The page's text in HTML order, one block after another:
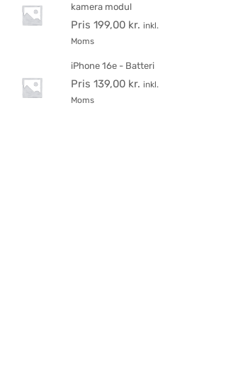
kamera modul
Pris 199,00 kr. inkl.
Moms
iPhone 16e - Batteri
Pris 139,00 kr. inkl.
Moms